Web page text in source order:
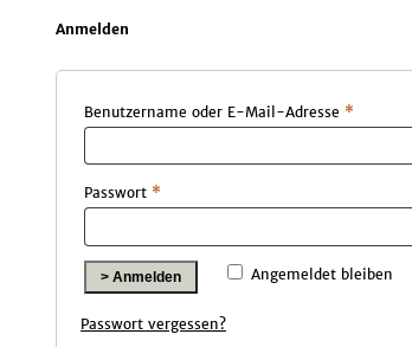
Anmelden
Benutzername oder E-Mail-Adresse *
Passwort *
Angemeldet bleiben
Anmelden
Passwort vergessen?